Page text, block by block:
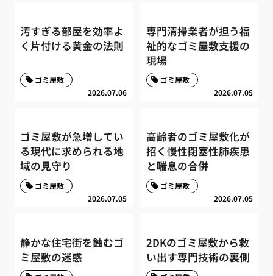
汚すぎる部屋を効率よ
く片付ける黄金の法則
2026.07.06
ゴミ屋敷
専門清掃業者が担う福
祉的なゴミ屋敷支援の
現場
2026.07.05
ゴミ屋敷
ゴミ屋敷が急増してい
る現代に求められる地
域の見守り
2026.07.05
ゴミ屋敷
高齢者のゴミ屋敷化が
招く慢性閉塞性肺疾患
と喘息の合併
2026.07.05
ゴミ屋敷
静かな住宅街を蝕むゴ
ミ屋敷の迷惑
2DKのゴミ屋敷から救
い出す専門技術の裏側